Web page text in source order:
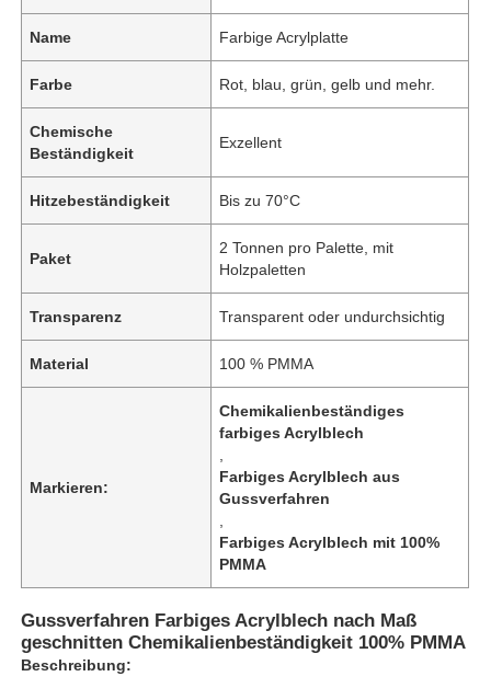
Name Farbige Acrylplatte
Farbe Rot, blau, grün, gelb und mehr.
Chemische
Beständigkeit
Exzellent
Hitzebeständigkeit Bis zu 70°C
Paket
2 Tonnen pro Palette, mit
Holzpaletten
Transparenz Transparent oder undurchsichtig
Material 100 % PMMA
Markieren:
Chemikalienbeständiges
farbiges Acrylblech
Farbiges Acrylblech aus
Gussverfahren
Farbiges Acrylblech mit 100%
PMMA
Gussverfahren Farbiges Acrylblech nach Maß
geschnitten Chemikalienbeständigkeit 100% PMMA
Beschreibung: